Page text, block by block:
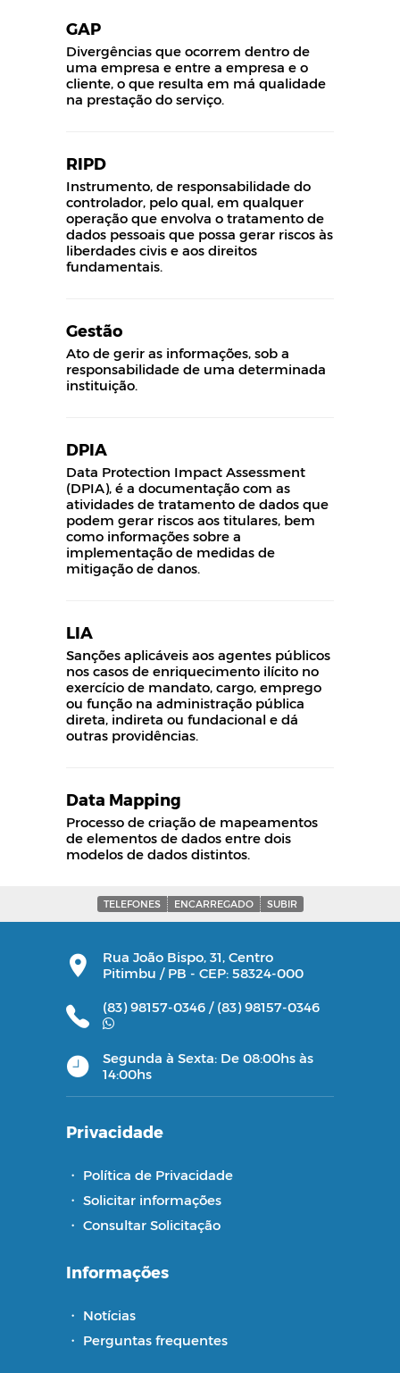
GAP
Divergências que ocorrem dentro de
uma empresa e entre a empresa e o
cliente, o que resulta em má qualidade
na prestação do serviço.
RIPD
Instrumento, de responsabilidade do
controlador, pelo qual, em qualquer
operação que envolva o tratamento de
dados pessoais que possa gerar riscos às
liberdades civis e aos direitos
fundamentais.
Gestão
Ato de gerir as informações, sob a
responsabilidade de uma determinada
instituição.
DPIA
Data Protection Impact Assessment
(DPIA), é a documentação com as
atividades de tratamento de dados que
podem gerar riscos aos titulares, bem
como informações sobre a
implementação de medidas de
mitigação de danos.
LIA
Sanções aplicáveis aos agentes públicos
nos casos de enriquecimento ilícito no
exercício de mandato, cargo, emprego
ou função na administração pública
direta, indireta ou fundacional e dá
outras providências.
Data Mapping
Processo de criação de mapeamentos
de elementos de dados entre dois
modelos de dados distintos.
TELEFONES ENCARREGADO SUBIR
Rua João Bispo, 31, Centro
Pitimbu / PB - CEP: 58324-000
(83) 98157-0346 / (83) 98157-0346
Segunda à Sexta: De 08:00hs às
14:00hs
Privacidade
・ Política de Privacidade
・ Solicitar informações
・ Consultar Solicitação
Informações
・ Notícias
・ Perguntas frequentes